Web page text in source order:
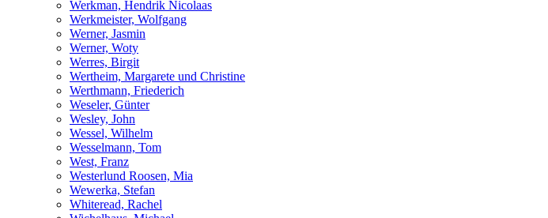
Werkman, Hendrik Nicolaas
Werkmeister, Wolfgang
Werner, Jasmin
Werner, Woty
Werres, Birgit
Wertheim, Margarete und Christine
Werthmann, Friederich
Weseler, Günter
Wesley, John
Wessel, Wilhelm
Wesselmann, Tom
West, Franz
Westerlund Roosen, Mia
Wewerka, Stefan
Whiteread, Rachel